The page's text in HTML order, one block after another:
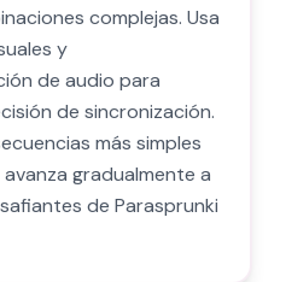
complejas. Usa
y
de audio para
de sincronización.
más simples
gradualmente a
de Parasprunki